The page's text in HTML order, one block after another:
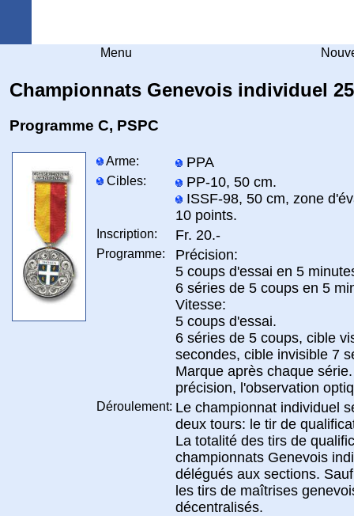
Menu
Championnats Genevois individuel
Programme C, PSPC
Arme: PPA
Cibles:
PP-10, 50 cm.
ISSF-98, 50 cm, zone
10 points.
Inscription: Fr. 20.-
Programme:
Précision:
5 coups d'essai en 5
6 séries de 5 coups en 5
Vitesse:
5 coups d'essai.
6 séries de 5 coups, cible
secondes, cible invisible 7
Marque après chaque
précision, l'observation
Déroulement: Le championnat individuel
deux tours: le tir de
La totalité des tirs de
championnats Genevois
délégués aux sections.
les tirs de maîtrises
décentralisés.